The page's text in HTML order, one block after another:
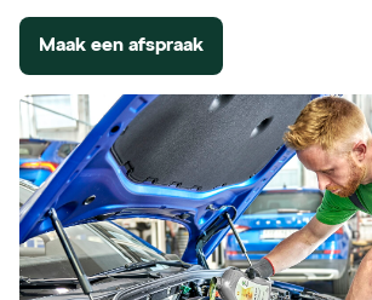
Maak een afspraak